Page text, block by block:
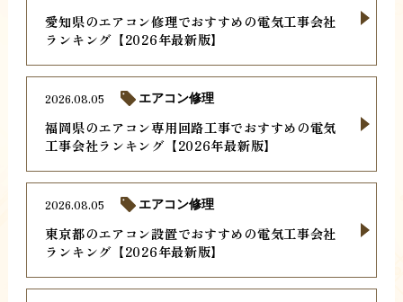
愛知県のエアコン修理でおすすめの電気工事会社
ランキング【2026年最新版】
福岡県のエアコン専用回路工事でおすすめの電気
工事会社ランキング【2026年最新版】
2026.08.05 エアコン修理
東京都のエアコン設置でおすすめの電気工事会社
ランキング【2026年最新版】
2026.08.05 エアコン修理